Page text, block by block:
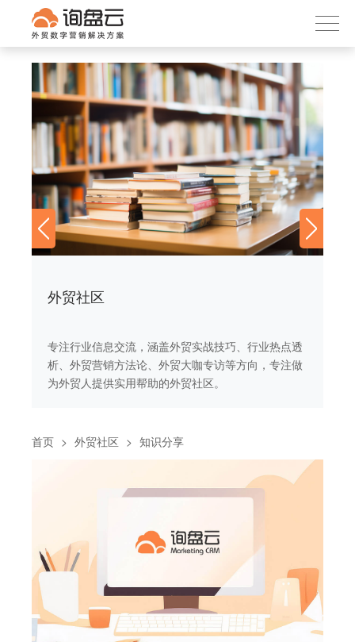
首页
产品服务
客户案例
内容社区
关于我们
外贸社区
专注行业信息交流，涵盖外贸实战技巧、行业热点透
析、外贸营销方法论、外贸大咖专访等方向，专注做
为外贸人提供实用帮助的外贸社区。
首页 > 外贸社区 > 知识分享
下载APP